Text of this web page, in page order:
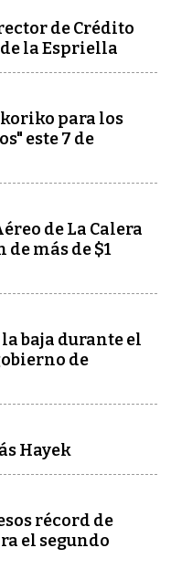
de Crédito
la Espriella
para los
este 7 de
de La Calera
más de $1
la baja durante el
de
Hayek
récord de
el segundo